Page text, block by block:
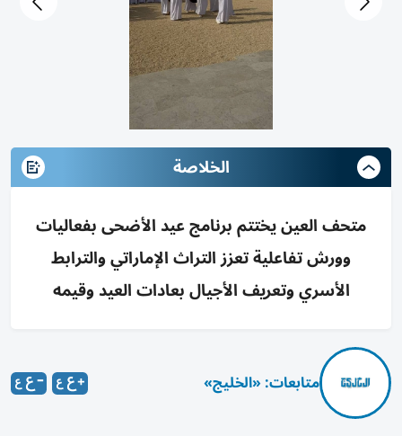
الخلاصة
متحف العين يختتم برنامج عيد الأضحى بفعاليات
وورش تفاعلية تعزز التراث الإماراتي والترابط
الأسري وتعريف الأجيال بعادات العيد وقيمه
متابعات: «الخليج»